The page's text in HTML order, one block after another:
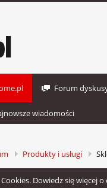
Produkty i usługi
Dowiedz się więcej
Forum
wiadomości